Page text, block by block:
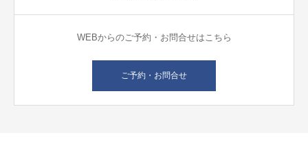
WEBからのご予約・お問合せはこちら
ご予約・お問合せ